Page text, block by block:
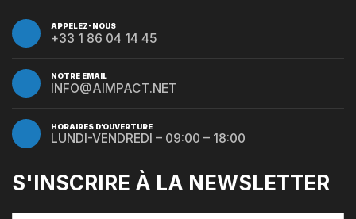
APPELEZ-NOUS
+33 1 86 04 14 45
NOTRE EMAIL
INFO@AIMPACT.NET
HORAIRES D’OUVERTURE
LUNDI-VENDREDI – 09:00 – 18:00
S'INSCRIRE À LA NEWSLETTER